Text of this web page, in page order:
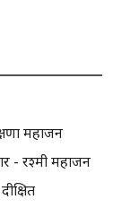
महाजन
- रश्मी महाजन